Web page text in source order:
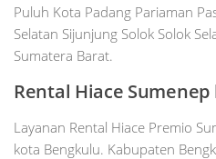
Puluh Kota Padang Pariaman
Selatan Sijunjung Solok Solok
Sumatera Barat.
Rental Hiace
Layanan Rental Hiace Premio
kota Bengkulu. Kabupaten